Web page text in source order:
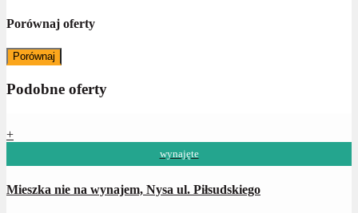
Porównaj oferty
Porównaj
Podobne oferty
+
wynajęte
Mieszka nie na wynajem, Nysa ul. Piłsudskiego